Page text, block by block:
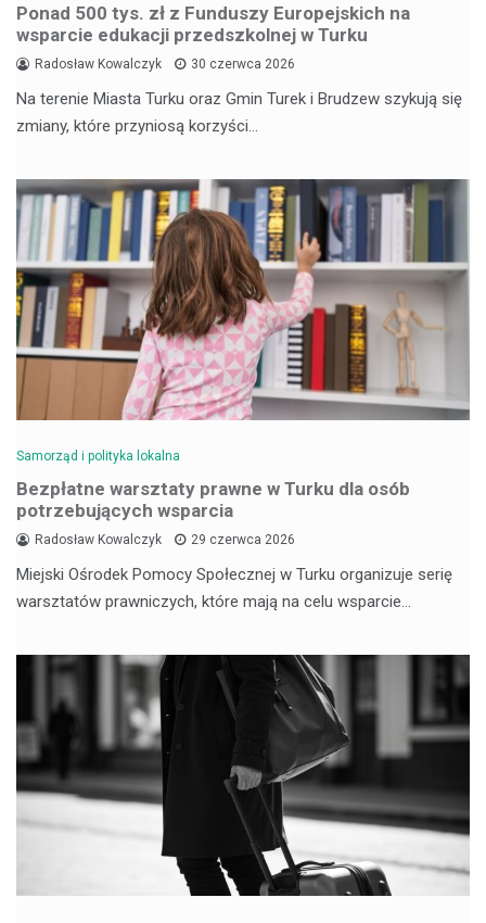
Ponad 500 tys. zł z Funduszy Europejskich na
wsparcie edukacji przedszkolnej w Turku
Radosław Kowalczyk 30 czerwca 2026
Na terenie Miasta Turku oraz Gmin Turek i Brudzew szykują się
zmiany, które przyniosą korzyści…
Samorząd i polityka lokalna
Bezpłatne warsztaty prawne w Turku dla osób
potrzebujących wsparcia
Radosław Kowalczyk 29 czerwca 2026
Miejski Ośrodek Pomocy Społecznej w Turku organizuje serię
warsztatów prawniczych, które mają na celu wsparcie…